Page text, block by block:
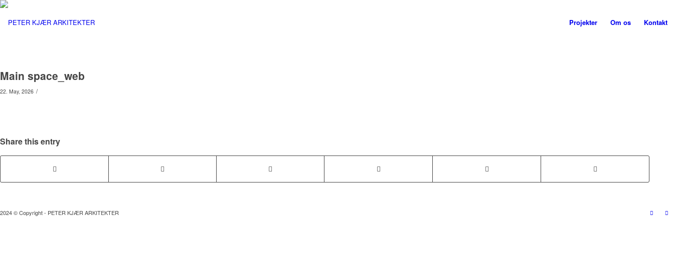
Projekter Om os Kontakt
Main space_web
22. May, 2026 /
Share this entry
2024 © Copyright - PETER KJÆR ARKITEKTER